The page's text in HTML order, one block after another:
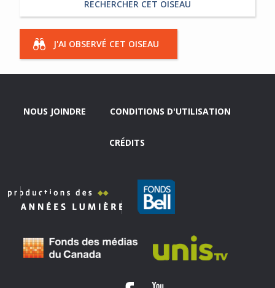
RECHERCHER CET OISEAU
J'AI OBSERVÉ CET OISEAU
NOUS JOINDRE CONDITIONS D'UTILISATION
CRÉDITS